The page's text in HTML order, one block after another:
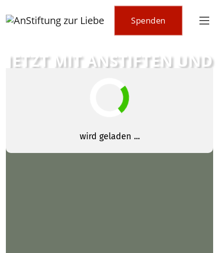
Spenden
JETZT MIT ANSTIFTEN UND
SPENDEN!
Als AnStiftung zur Liebe ist es unsere Vision zu einer
Unterstützung können wir die Haltung der Liebe in die
Welt tragen und Projekte in den Bereichen Begegnung,
Heilung und Veränderung realisieren. Hilf uns, unsere